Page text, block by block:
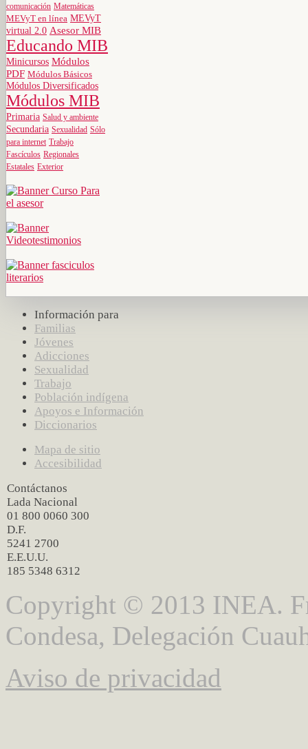
comunicación Matemáticas
MEVyT en línea MEVyT
virtual 2.0 Asesor MIB
Educando MIB
Minicursos Módulos
PDF Módulos Básicos
Módulos Diversificados
Módulos MIB
Primaria Salud y ambiente
Secundaria Sexualidad Sólo
para internet Trabajo
Fascículos Regionales
Estatales Exterior
Información para
Familias
Jóvenes
Adicciones
Sexualidad
Trabajo
Población indígena
Apoyos e Información
Diccionarios
Mapa de sitio
Accesibilidad
Contáctanos
Lada Nacional
01 800 0060 300
D.F.
5241 2700
E.E.U.U.
185 5348 6312
Copyright © 2013 INEA.
Condesa, Delegación
Aviso de privacidad